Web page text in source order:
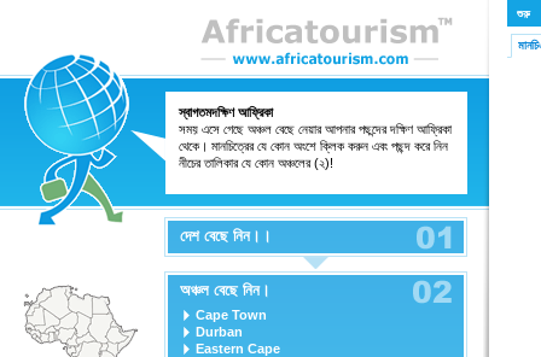
স্বাগতমদক্ষিণ আফ্রিকা
সময় এসে গেছে অঞ্চল বেছে নেয়ার আপনার পছন্দের দক্ষিণ আফ্রিকা
থেকে। মানচিত্রের যে কোন অংশে ক্লিক করুন এবং পছন্দ করে নিন
নীচের তালিকার যে কোন অঞ্চলের (২)!
দেশ বেছে নিন।।
অঞ্চল বেছে নিন।
Cape Town
Durban
Eastern Cape
শুরু